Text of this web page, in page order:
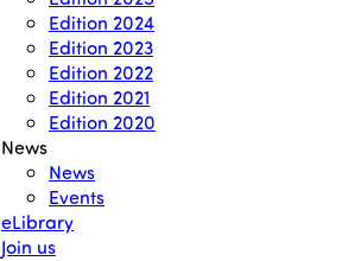
Edition 2024
Edition 2023
Edition 2022
Edition 2021
Edition 2020
News
News
Events
eLibrary
Join us